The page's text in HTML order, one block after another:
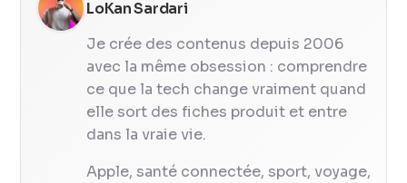
LoKan Sardari
Je crée des contenus depuis 2006
avec la même obsession : comprendre
ce que la tech change vraiment quand
elle sort des fiches produit et entre
dans la vraie vie.
Apple, santé connectée, sport, voyage,